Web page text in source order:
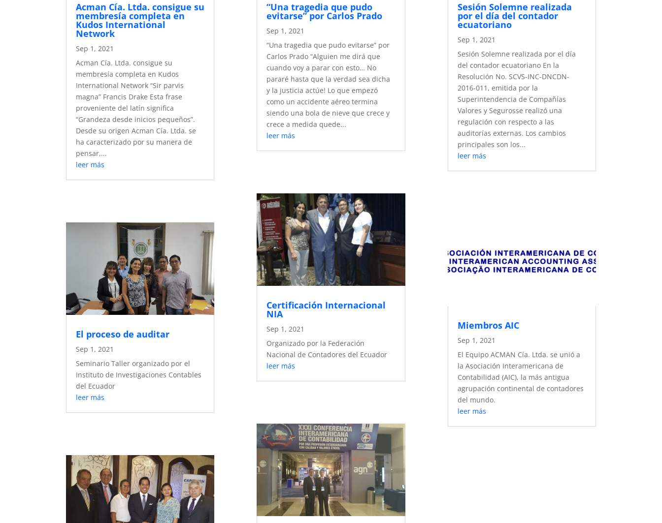
Acman Cía. Ltda. consigue su
membresía completa en
Kudos International
Network
Sep 1, 2021
Acman Cía. Ltda. consigue su
membresía completa en Kudos
International Network “Sir parvis
magna” Francis Drake Esta frase
proveniente del latín significa
“Grandeza desde inicios pequeños”.
Desde su origen Acman Cía. Ltda. se
ha caracterizado por su manera de
pensar,...
leer más
El proceso de auditar
Sep 1, 2021
Seminario Taller organizado por el
Instituto de Investigaciones Contables
del Ecuador
leer más
“Una tragedia que pudo
evitarse” por Carlos Prado
Sep 1, 2021
“Una tragedia que pudo evitarse” por
Carlos Prado “Alguien me dirá que
cuando voy a parar con esto… No
pararé hasta que la verdad sea dicha
y la justicia actúe! Lo que empezó
como un accidente aéreo termina
siendo una bola de nieve que crece y
crece a medida quede...
leer más
Certificación Internacional
NIA
Sep 1, 2021
Organizado por la Federación
Nacional de Contadores del Ecuador
leer más
Sesión Solemne realizada
por el día del contador
ecuatoriano
Sep 1, 2021
Sesión Solemne realizada por el día
del contador ecuatoriano En la
Resolución No. SCVS-INC-DNCDN-
2016-011, emitida por la
Superintendencia de Compañías
Valores y Segurosse realizó una
regulación con respecto a las
auditorías externas. Los cambios
principales son los...
leer más
Miembros AIC
Sep 1, 2021
El Equipo ACMAN Cía. Ltda. se unió a
la Asociación Interamericana de
Contabilidad (AIC), la más antigua
agrupación continental de contadores
del mundo.
leer más